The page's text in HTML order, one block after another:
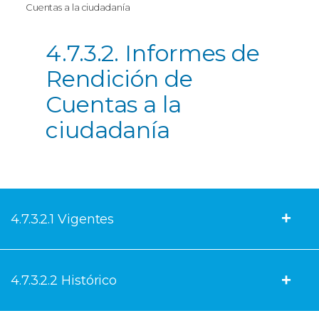
Cuentas a la ciudadanía
4.7.3.2. Informes de
Rendición de
Cuentas a la
ciudadanía
4.7.3.2.1 Vigentes
4.7.3.2.2 Histórico